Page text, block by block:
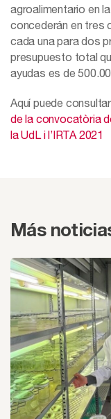
agroalimentario en
concederán en tres
cada una para dos
presupuesto total
ayudas es de
Aquí puede
de la convocatòria
la UdL i l’IRTA 2021
Más